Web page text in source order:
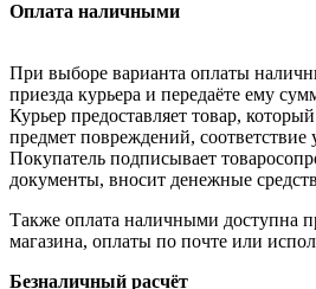
Оплата наличными
При выборе варианта оплаты
приезда курьера и передаёте ему
Курьер предоставляет товар,
предмет повреждений,
Покупатель подписывает
документы, вносит денежные
Также оплата наличными доступна
магазина, оплаты по почте или
Безналичный расчёт